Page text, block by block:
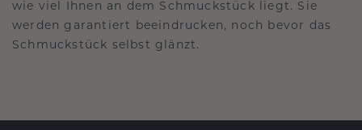
wie viel Ihnen an dem Schmuckstück liegt. Sie
werden garantiert beeindrucken, noch bevor das
Schmuckstück selbst glänzt.